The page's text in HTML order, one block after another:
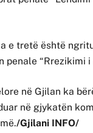
e tretë është
penale “Rrezikimi
në Gjilan ka
në gjykatën
/Gjilani INFO/